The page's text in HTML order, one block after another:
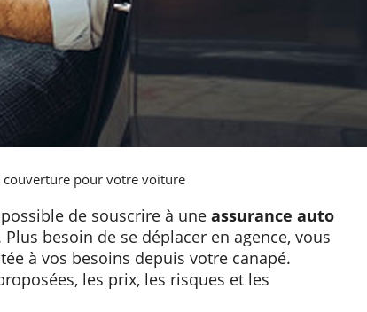
couverture pour votre voiture
de souscrire à une assurance auto
besoin de se déplacer en agence, vous
à vos besoins depuis votre canapé.
les prix, les risques et les